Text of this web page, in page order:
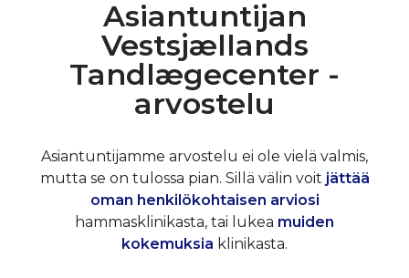
Asiantuntijan
Vestsjællands
Tandlægecenter -
arvostelu
Asiantuntijamme arvostelu ei ole vielä valmis,
mutta se on tulossa pian. Sillä välin voit jättää
oman henkilökohtaisen arviosi
hammasklinikasta, tai lukea muiden
kokemuksia klinikasta.